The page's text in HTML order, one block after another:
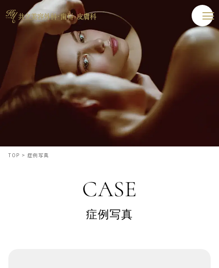
TOP > 症例写真
CASE
症例写真